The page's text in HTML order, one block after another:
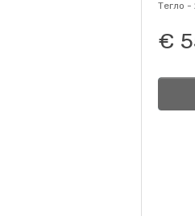
Тегло -
€